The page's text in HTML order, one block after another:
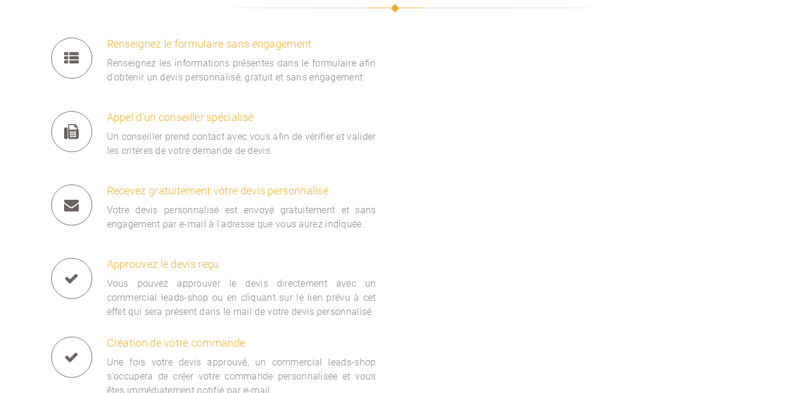
Renseignez le formulaire sans engagement
Renseignez les informations présentes dans le formulaire afin
d'obtenir un devis personnalisé, gratuit et sans engagement.
Appel d'un conseiller spécialisé
Un conseiller prend contact avec vous afin de vérifier et valider
les critères de votre demande de devis.
Recevez gratuitement votre devis personnalisé
Votre devis personnalisé est envoyé gratuitement et sans
engagement par e-mail à l'adresse que vous aurez indiquée.
Approuvez le devis reçu
Vous pouvez approuver le devis directement avec un
commercial leads-shop ou en cliquant sur le lien prévu à cet
effet qui sera présent dans le mail de votre devis personnalisé.
Création de votre commande
Une fois votre devis approuvé, un commercial leads-shop
s'occupera de créer votre commande personnalisée et vous
êtes immédiatement notifié par e-mail.